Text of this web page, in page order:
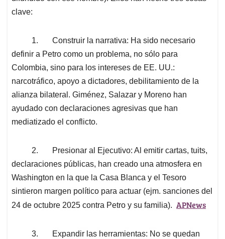
clave:
1. Construir la narrativa: Ha sido necesario
definir a Petro como un problema, no sólo para
Colombia, sino para los intereses de EE. UU.:
narcotráfico, apoyo a dictadores, debilitamiento de la
alianza bilateral. Giménez, Salazar y Moreno han
ayudado con declaraciones agresivas que han
mediatizado el conflicto.
2. Presionar al Ejecutivo: Al emitir cartas, tuits,
declaraciones públicas, han creado una atmosfera en
Washington en la que la Casa Blanca y el Tesoro
sintieron margen político para actuar (ejm. sanciones del
24 de octubre 2025 contra Petro y su familia). APNews
3. Expandir las herramientas: No se quedan